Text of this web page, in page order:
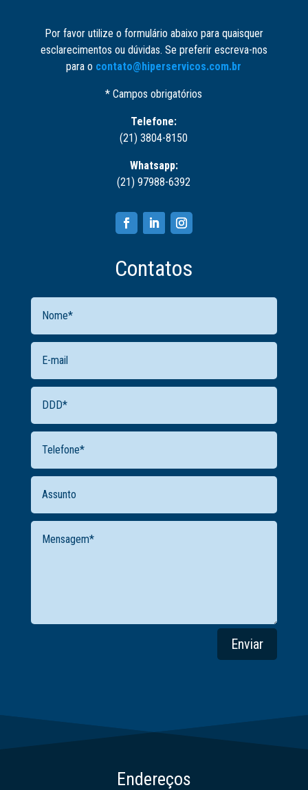
Por favor utilize o formulário abaixo para quaisquer
esclarecimentos ou dúvidas. Se preferir escreva-nos
para o contato@hiperservicos.com.br
* Campos obrigatórios
Telefone:
(21) 3804-8150
Whatsapp:
(21) 97988-6392
Contatos
Enviar
Endereços